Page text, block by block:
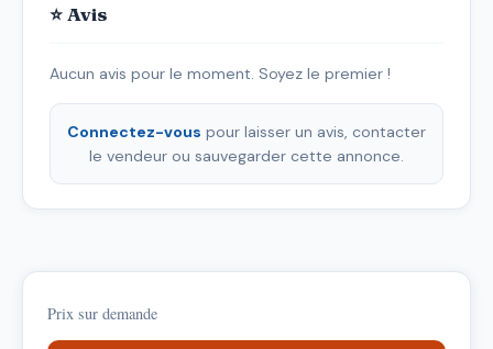
⭐ Avis
Aucun avis pour le moment. Soyez le premier !
Connectez-vous pour laisser un avis, contacter
le vendeur ou sauvegarder cette annonce.
Prix sur demande